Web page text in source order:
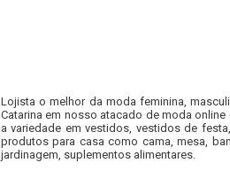
Lojista o melhor da moda feminina,
Catarina em nosso atacado de moda
a variedade em vestidos, vestidos de
produtos para casa como cama, mesa,
jardinagem, suplementos alimentares.